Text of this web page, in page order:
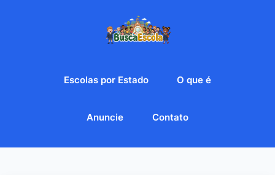
Escolas por Estado O que é
Anuncie Contato